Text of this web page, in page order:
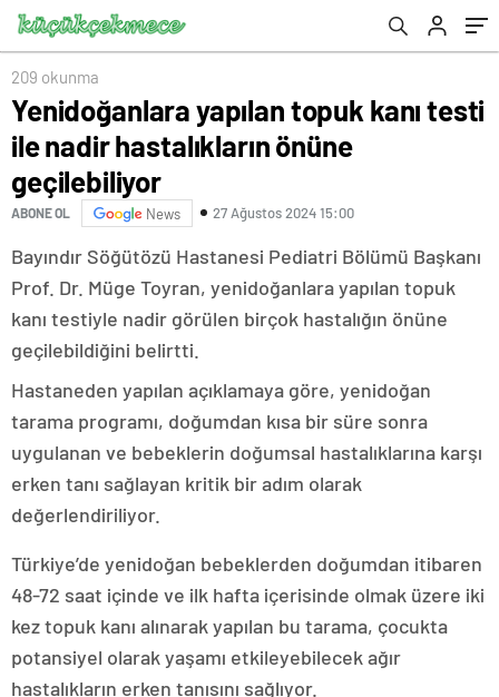
209 okunma
Yenidoğanlara yapılan topuk kanı testi
ile nadir hastalıkların önüne
geçilebiliyor
ABONE OL News 27 Ağustos 2024 15:00
Bayındır Söğütözü Hastanesi Pediatri Bölümü Başkanı
Prof. Dr. Müge Toyran, yenidoğanlara yapılan topuk
kanı testiyle nadir görülen birçok hastalığın önüne
geçilebildiğini belirtti.
Hastaneden yapılan açıklamaya göre, yenidoğan
tarama programı, doğumdan kısa bir süre sonra
uygulanan ve bebeklerin doğumsal hastalıklarına karşı
erken tanı sağlayan kritik bir adım olarak
değerlendiriliyor.
Türkiye’de yenidoğan bebeklerden doğumdan itibaren
48-72 saat içinde ve ilk hafta içerisinde olmak üzere iki
kez topuk kanı alınarak yapılan bu tarama, çocukta
potansiyel olarak yaşamı etkileyebilecek ağır
hastalıkların erken tanısını sağlıyor.